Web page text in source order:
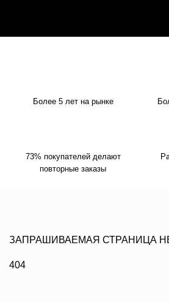
Более 5 лет на рынке
73% покупателей делают
повторные заказы
ЗАПРАШИВАЕМАЯ СТРАНИЦА
404